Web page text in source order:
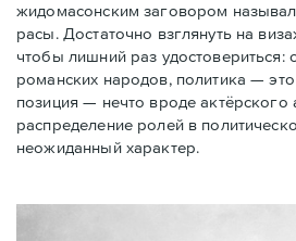
жидомасонским заговором
расы. Достаточно взглянуть на
чтобы лишний раз удостовериться:
романских народов, политика —
позиция — нечто вроде актёрского
распределение ролей в
неожиданный характер.